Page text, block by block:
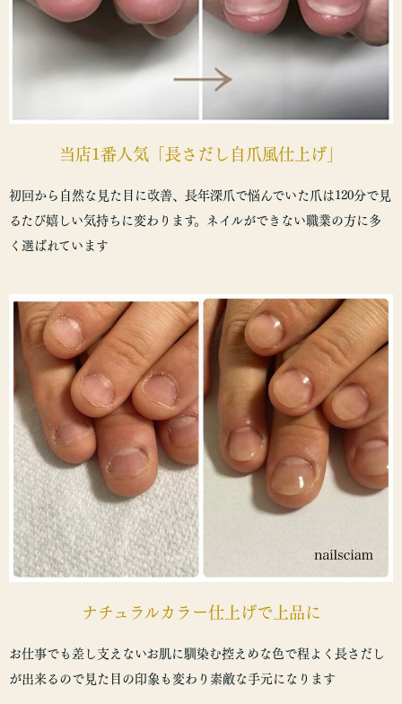
当店1番人気「長さだし自爪風仕上げ」
初回から自然な見た目に改善、長年深爪で悩んでいた爪は120分で見
るたび嬉しい気持ちに変わります。ネイルができない職業の方に多
く選ばれています
ナチュラルカラー仕上げで上品に
お仕事でも差し支えないお肌に馴染む控えめな色で程よく長さだし
が出来るので見た目の印象も変わり素敵な手元になります